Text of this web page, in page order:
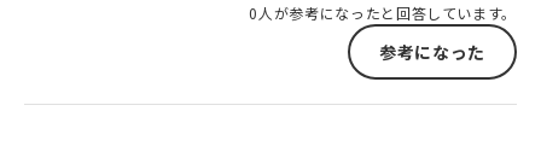
0人が参考になったと回答しています。
参考になった